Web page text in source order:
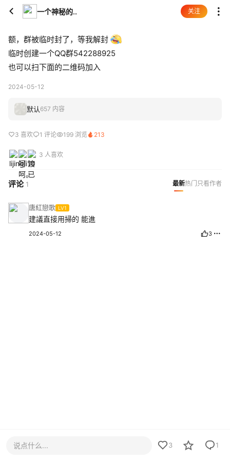
一个神秘的.. 关注
额，群被临时封了，等我解封
临时创建一个QQ群542288925
也可以扫下面的二维码加入
2024-05-12
默认 657 内容
3 喜欢 1 评论 199 浏览 213
3 人喜欢
评论 1 最新热门 只看作者
唐紅戀歌 LV1
建議直接用掃的 能進
2024-05-12 3
说点什么... 3 1